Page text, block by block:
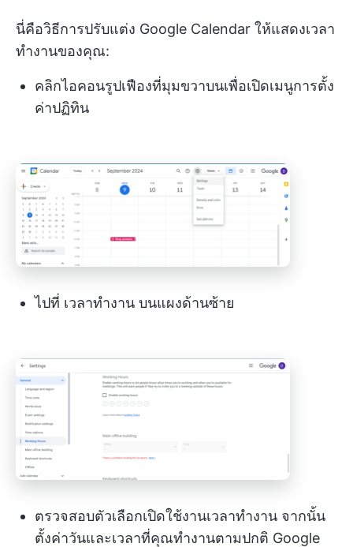
นี่คือวิธีการปรับแต่ง Google Calendar ให้แสดงเวลา
ทำงานของคุณ:
คลิกไอคอนรูปเฟืองที่มุมขวาบนเพื่อเปิดเมนูการตั้ง
ค่าปฏิทิน
ไปที่ เวลาทำงาน บนแผงด้านซ้าย
ตรวจสอบตัวเลือกเปิดใช้งานเวลาทำงาน จากนั้น
ตั้งค่าวันและเวลาที่คุณทำงานตามปกติ Google